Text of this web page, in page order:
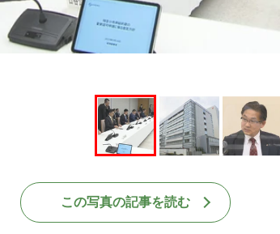
この写真の記事を読む